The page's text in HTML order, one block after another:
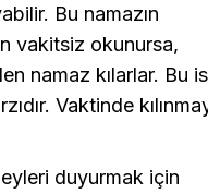
Bu namazın
vakitsiz okunursa,
namaz kılarlar. Bu
Vaktinde
duyurmak için